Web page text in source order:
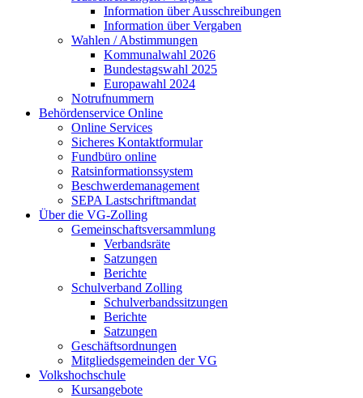
Information über Ausschreibungen
Information über Vergaben
Wahlen / Abstimmungen
Kommunalwahl 2026
Bundestagswahl 2025
Europawahl 2024
Notrufnummern
Behördenservice Online
Online Services
Sicheres Kontaktformular
Fundbüro online
Ratsinformationssystem
Beschwerdemanagement
SEPA Lastschriftmandat
Über die VG-Zolling
Gemeinschaftsversammlung
Verbandsräte
Satzungen
Berichte
Schulverband Zolling
Schulverbandssitzungen
Berichte
Satzungen
Geschäftsordnungen
Mitgliedsgemeinden der VG
Volkshochschule
Kursangebote